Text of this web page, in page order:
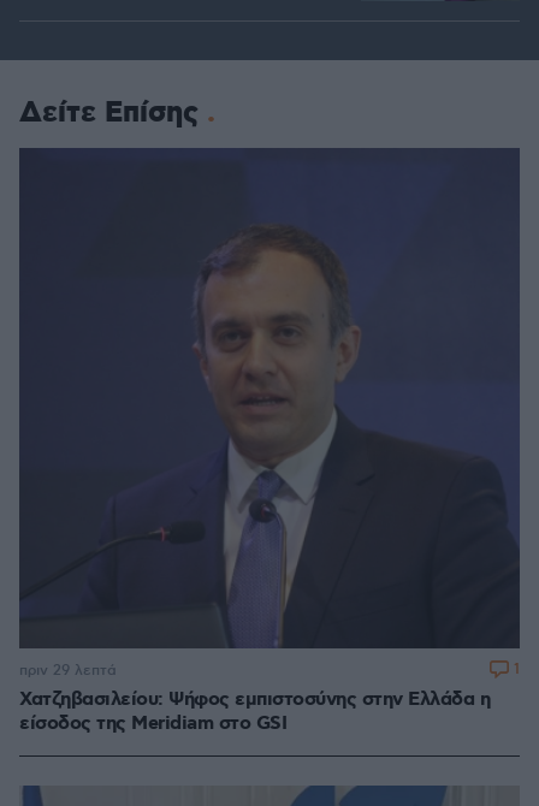
Δείτε Επίσης
Χατζηβασιλείου: Ψήφος εμπιστοσύνης στην Ελλάδα η
είσοδος της Meridiam στο GSI
πριν 29 λεπτά 1